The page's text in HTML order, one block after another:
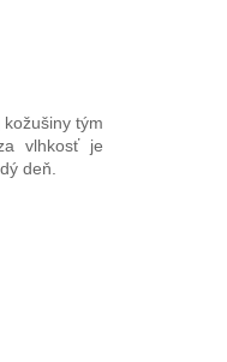
tým
vlhkosť je
deň.